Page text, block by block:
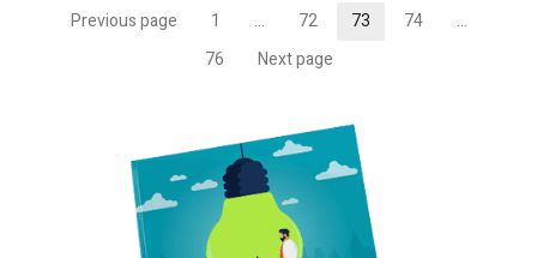
Pagination
Previous page Page
1 … Page
72 Page
73 Page
74 …
Page
76 Next page